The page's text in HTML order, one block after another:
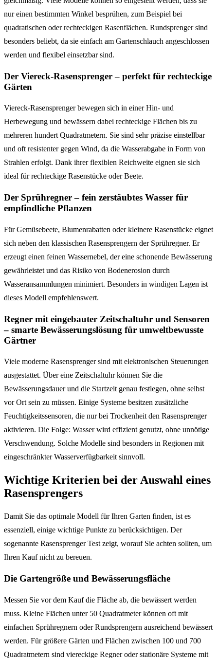
nur einen bestimmten Winkel besprühen, zum Beispiel bei
quadratischen oder rechteckigen Rasenflächen. Rundsprenger sind
besonders beliebt, da sie einfach am Gartenschlauch angeschlossen
werden und flexibel einsetzbar sind.
Der Viereck-Rasensprenger – perfekt für rechteckige
Gärten
Viereck-Rasensprenger bewegen sich in einer Hin- und
Herbewegung und bewässern dabei rechteckige Flächen bis zu
mehreren hundert Quadratmetern. Sie sind sehr präzise einstellbar
und oft resistenter gegen Wind, da die Wasserabgabe in Form von
Strahlen erfolgt. Dank ihrer flexiblen Reichweite eignen sie sich
ideal für rechteckige Rasenstücke oder Beete.
Der Sprühregner – fein zerstäubtes Wasser für
empfindliche Pflanzen
Für Gemüsebeete, Blumenrabatten oder kleinere Rasenstücke eignet
sich neben den klassischen Rasensprengern der Sprühregner. Er
erzeugt einen feinen Wassernebel, der eine schonende Bewässerung
gewährleistet und das Risiko von Bodenerosion durch
Wasseransammlungen minimiert. Besonders in windigen Lagen ist
dieses Modell empfehlenswert.
Regner mit eingebauter Zeitschaltuhr und Sensoren
– smarte Bewässerungslösung für umweltbewusste
Gärtner
Viele moderne Rasensprenger sind mit elektronischen Steuerungen
ausgestattet. Über eine Zeitschaltuhr können Sie die
Bewässerungsdauer und die Startzeit genau festlegen, ohne selbst
vor Ort sein zu müssen. Einige Systeme besitzen zusätzliche
Feuchtigkeitssensoren, die nur bei Trockenheit den Rasensprenger
aktivieren. Die Folge: Wasser wird effizient genutzt, ohne unnötige
Verschwendung. Solche Modelle sind besonders in Regionen mit
eingeschränkter Wasserverfügbarkeit sinnvoll.
Wichtige Kriterien bei der Auswahl eines
Rasensprengers
Damit Sie das optimale Modell für Ihren Garten finden, ist es
essenziell, einige wichtige Punkte zu berücksichtigen. Der
sogenannte Rasensprenger Test zeigt, worauf Sie achten sollten, um
Ihren Kauf nicht zu bereuen.
Die Gartengröße und Bewässerungsfläche
Messen Sie vor dem Kauf die Fläche ab, die bewässert werden
muss. Kleine Flächen unter 50 Quadratmeter können oft mit
einfachen Sprühregnern oder Rundsprengern ausreichend bewässert
werden. Für größere Gärten und Flächen zwischen 100 und 700
Quadratmetern sind viereckige Regner oder stationäre Systeme mit